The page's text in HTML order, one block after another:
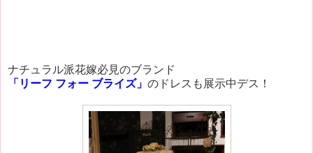
ナチュラル派花嫁必見のブランド
「リーフ フォー ブライズ」 のドレスも展示中デス！